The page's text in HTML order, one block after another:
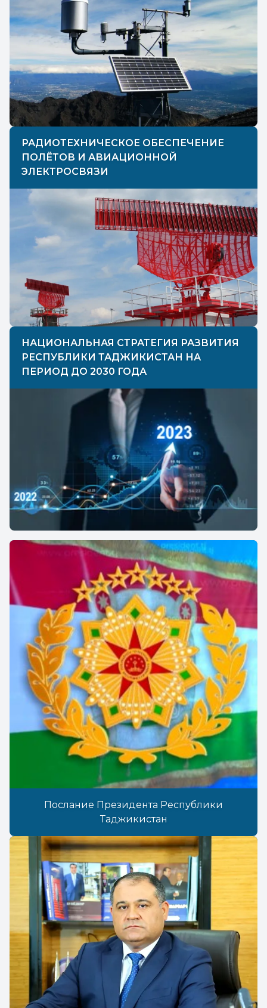
Послание Президента Республики
Таджикистан
РАДИОТЕХНИЧЕСКОЕ ОБЕСПЕЧЕНИЕ
ПОЛЁТОВ И АВИАЦИОННОЙ
ЭЛЕКТРОСВЯЗИ
НАЦИОНАЛЬНАЯ СТРАТЕГИЯ РАЗВИТИЯ
РЕСПУБЛИКИ ТАДЖИКИСТАН НА
ПЕРИОД ДО 2030 ГОДА